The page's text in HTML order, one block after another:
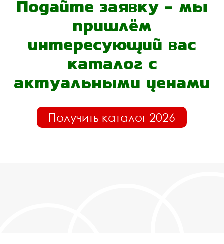
Подайте заявку - мы
пришлём
интересующий вас
каталог с
актуальными ценами
Получить каталог 2026